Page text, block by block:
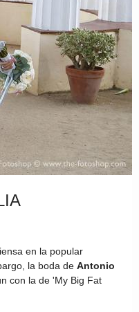
en la popular
la boda de Antonio
con la de 'My Big Fat